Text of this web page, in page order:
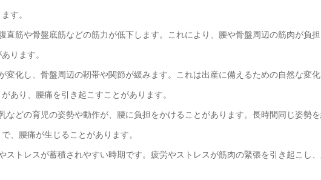
す。
直筋や骨盤底筋などの筋力が低下します。これにより、腰や骨盤周辺の筋肉が負
ります。
変化し、骨盤周辺の靭帯や関節が緩みます。これは出産に備えるための自然な変
あり、腰痛を引き起こすことがあります。
などの育児の姿勢や動作が、腰に負担をかけることがあります。長時間同じ姿勢
、腰痛が生じることがあります。
ストレスが蓄積されやすい時期です。疲労やストレスが筋肉の緊張を引き起こし